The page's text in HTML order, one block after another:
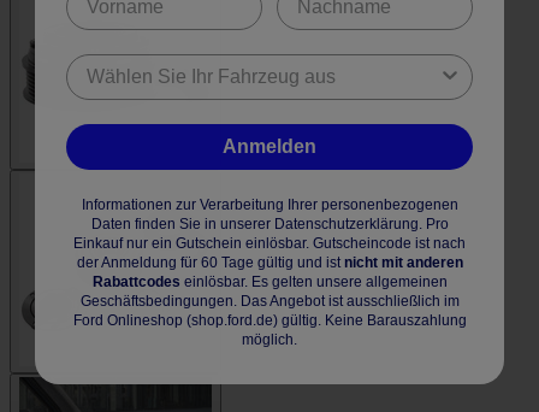
Anmelden
Informationen zur Verarbeitung Ihrer personenbezogenen
Daten finden Sie in unserer Datenschutzerklärung. Pro
Einkauf nur ein Gutschein einlösbar. Gutscheincode ist nach
der Anmeldung für 60 Tage gültig und ist nicht mit anderen
Rabattcodes einlösbar. Es gelten unsere allgemeinen
Geschäftsbedingungen. Das Angebot ist ausschließlich im
Ford Onlineshop (shop.ford.de) gültig. Keine Barauszahlung
möglich.